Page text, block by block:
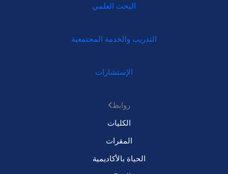
البحث العلمي
التدريب والخدمة المجتمعية
الإستشارات
روابط
الكليات
المقرات
الحياة بالأكاديمية